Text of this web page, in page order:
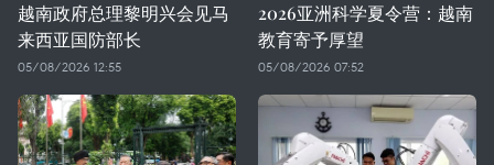
越南政府总理黎明兴会见马
来西亚国防部长
05/08/2026 12:55
2026亚洲科学夏令营：越南
教育寄予厚望
05/08/2026 07:52